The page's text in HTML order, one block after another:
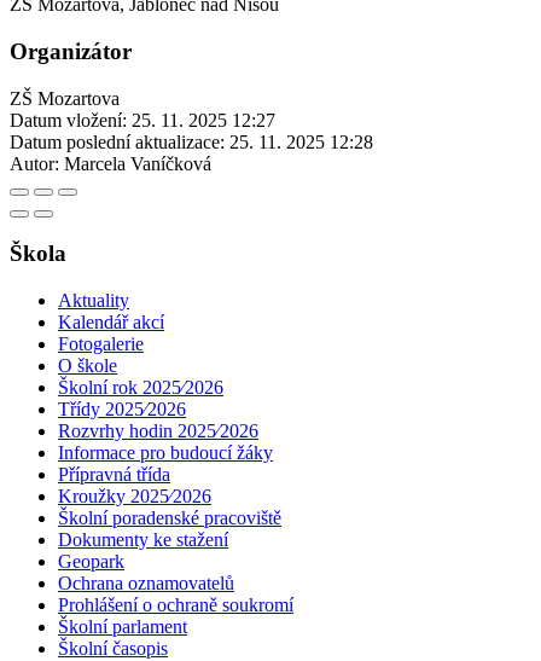
ZŠ Mozartova, Jablonec nad Nisou
Organizátor
ZŠ Mozartova
Datum vložení: 25. 11. 2025 12:27
Datum poslední aktualizace: 25. 11. 2025 12:28
Autor: Marcela Vaníčková
Škola
Aktuality
Kalendář akcí
Fotogalerie
O škole
Školní rok 2025⁄2026
Třídy 2025⁄2026
Rozvrhy hodin 2025⁄2026
Informace pro budoucí žáky
Přípravná třída
Kroužky 2025⁄2026
Školní poradenské pracoviště
Dokumenty ke stažení
Geopark
Ochrana oznamovatelů
Prohlášení o ochraně soukromí
Školní parlament
Školní časopis